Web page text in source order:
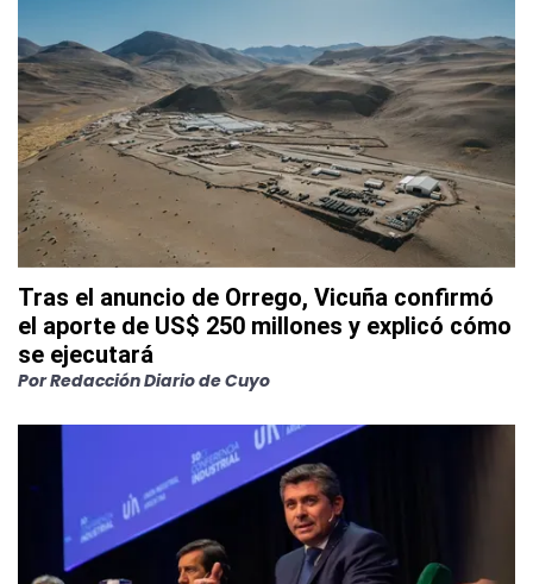
Tras el anuncio de Orrego, Vicuña confirmó
el aporte de US$ 250 millones y explicó cómo
se ejecutará
PorRedacción Diario de Cuyo